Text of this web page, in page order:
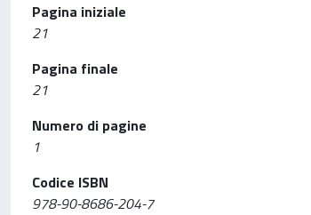
Pagina iniziale
21
Pagina finale
21
Numero di pagine
1
Codice ISBN
978-90-8686-204-7